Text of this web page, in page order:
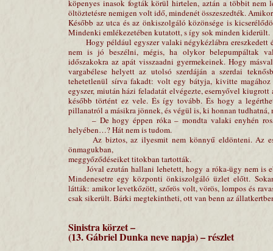
köpenyes inasok fogták körül hirtelen, aztán a többit nem
öltöztetésre nemigen volt idő, mindenét összeszedték.
Később az utca és az önkiszolgáló közönsége is
Mindenki emlékezetében kutatott, s így sok minden kiderült.
Hogy például egyszer valaki négykézlábra ereszkedett
nem is jó beszélni, mégis, ha olykor belepumpáltak
időszakokra az apát visszaadni gyermekeinek. Hogy
vargabélese helyett az utolsó szerdáján a szerdai
tehetetlenül sírva fakadt: volt egy bátyja, kivitte
egyszer, miután házi feladatát elvégezte, esernyővel
később történt ez vele. És így tovább. És hogy a
pillanatról a másikra jönnek, és végül is, ki honnan tudhatná,
– De hogy éppen róka – mondta valaki enyhén
helyében…? Hát nem is tudom.
Az biztos, az ilyesmit nem könnyű eldönteni. Az
önmagukban,
meggyőződéseiket titokban tartották.
Jóval ezután hallani lehetett, hogy a róka-ügy nem is
Mindenesetre egy központi önkiszolgáló üzlet előtt.
látták: amikor levetkőzött, szőrös volt, vörös, lompos és
csak sikerült. Bárki megtekintheti, ott van benn az
Sinistra körzet –
(13. Gábriel Dunka neve napja) – részlet